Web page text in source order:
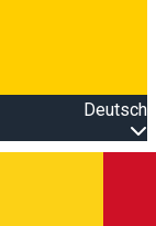
Deutsch